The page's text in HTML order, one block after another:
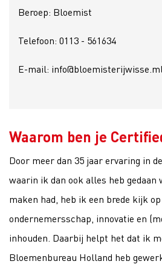
Beroep: Bloemist
Telefoon: 0113 - 561634
E-mail: info@bloemisterijwisse.ml
Waarom ben je
Door meer dan 35 jaar ervaring in
waarin ik dan ook alles heb
maken had, heb ik een brede kijk
ondernemersschap, innovatie en
inhouden. Daarbij helpt het dat ik
Bloemenbureau Holland heb